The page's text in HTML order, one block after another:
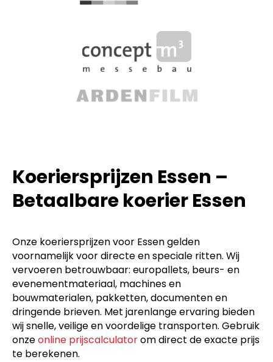
Koeriersprijzen Essen –
Betaalbare koerier Essen
Onze koeriersprijzen voor Essen gelden
voornamelijk voor directe en speciale ritten. Wij
vervoeren betrouwbaar: europallets, beurs- en
evenementmateriaal, machines en
bouwmaterialen, pakketten, documenten en
dringende brieven. Met jarenlange ervaring bieden
wij snelle, veilige en voordelige transporten. Gebruik
onzeonline prijscalculatorom direct de exacte prijs
te berekenen.